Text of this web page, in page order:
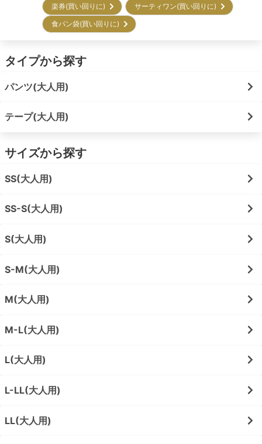
楽券(買い回りに)
サーティワン(買い回りに)
食パン袋(買い回りに)
タイプから探す
パンツ(大人用)
テープ(大人用)
サイズから探す
SS(大人用)
SS-S(大人用)
S(大人用)
S-M(大人用)
M(大人用)
M-L(大人用)
L(大人用)
L-LL(大人用)
LL(大人用)